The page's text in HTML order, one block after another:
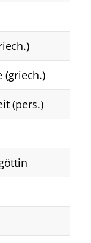
(griech.)
(pers.)